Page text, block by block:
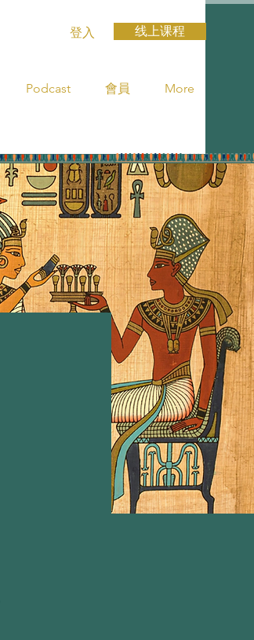
登入 线上课程
Podcast 會員 More